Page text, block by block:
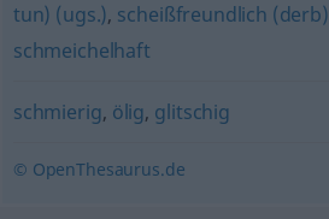
tun) (ugs.), scheißfreundlich (derb)
schmeichelhaft
schmierig, ölig, glitschig
© OpenThesaurus.de